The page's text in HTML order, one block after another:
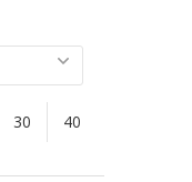
30 40